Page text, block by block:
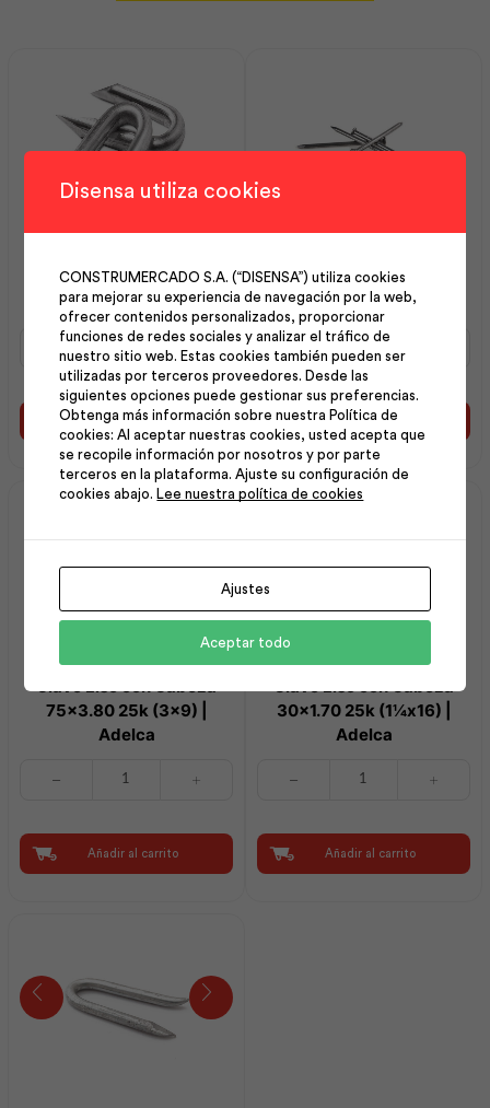
Liviano R37 30×3.80 25k
(1¼x9) | Adelca
Grapas
Galvanizado
Liviano
30x3.80
25k
(1¼x9)
Adelca
Añadir al carrito
Cabeza 3 25Kg | Ideal
Alambrec
Clavo
Construcción
con
Cabeza
3
25Kg
|
Ideal
Alambrec
Añadir al carrito
Clavo Liso con Cabeza
75×3.80 25k (3×9) |
Adelca
Cabeza
75x3.80
25k
Añadir al carrito
Clavo Liso con Cabeza
30×1.70 25k (1¼x16) |
Adelca
Cabeza
30x1.70
25k
Añadir al carrito
Disensa utiliza cookies
CONSTRUMERCADO S.A. (“DISENSA”) utiliza cookies
para mejorar su experiencia de navegación por la web,
ofrecer contenidos personalizados, proporcionar
funciones de redes sociales y analizar el tráfico de
nuestro sitio web. Estas cookies también pueden ser
utilizadas por terceros proveedores. Desde las
siguientes opciones puede gestionar sus preferencias.
Obtenga más información sobre nuestra Política de
cookies: Al aceptar nuestras cookies, usted acepta que
se recopile información por nosotros y por parte
terceros en la plataforma. Ajuste su configuración de
cookies abajo. Lee nuestra política de cookies
Ajustes
Aceptar todo